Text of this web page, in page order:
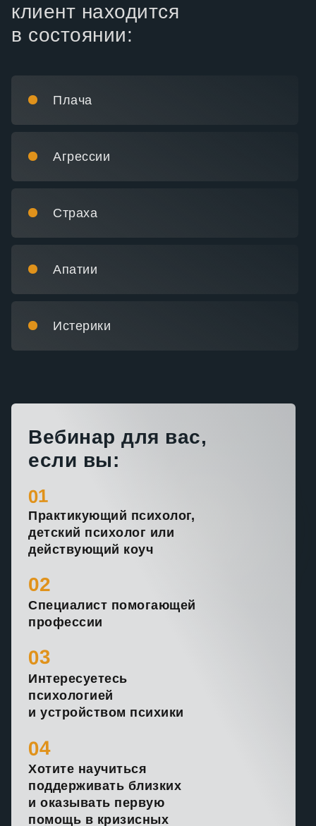
клиент находится
в состоянии:
Плача
Агрессии
Страха
Истерики
Апатии
Вебинар для вас,
если вы:
Практикующий психолог,
детский психолог или
действующий коуч
01
Специалист помогающей
профессии
02
Интересуетесь
психологией
и устройством психики
03
Хотите научиться
поддерживать близких
и оказывать первую
помощь в кризисных
04